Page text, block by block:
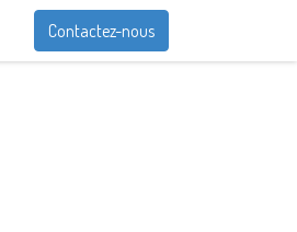
Contactez-nous